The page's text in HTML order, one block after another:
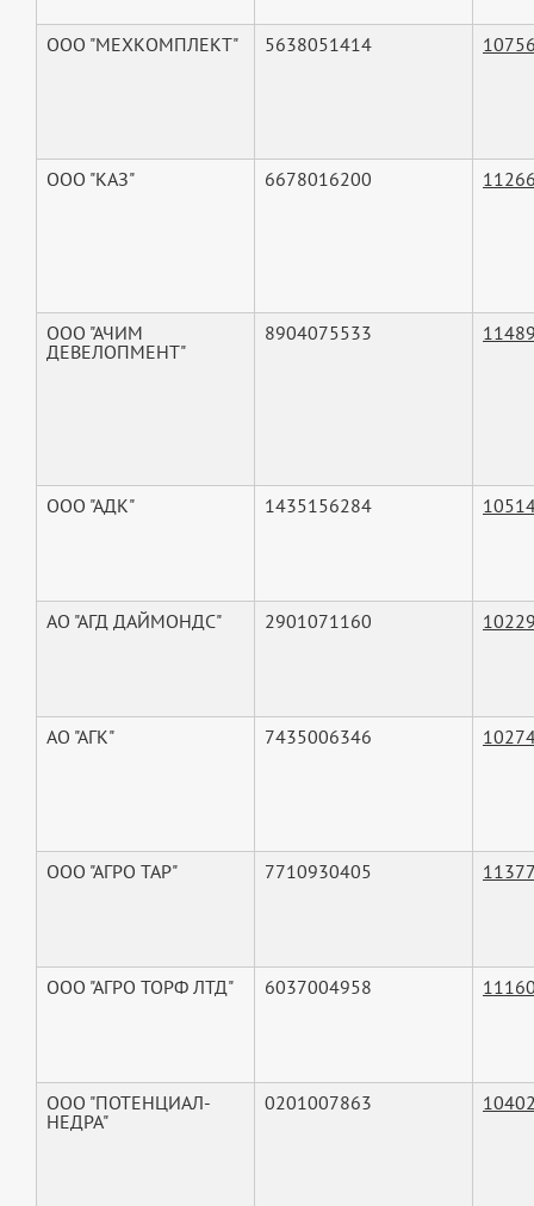
ООО "МЕХКОМПЛЕКТ" 5638051414
ООО "КАЗ" 6678016200
ООО "АЧИМ
ДЕВЕЛОПМЕНТ"
8904075533
ООО "АДК" 1435156284
АО "АГД ДАЙМОНДС" 2901071160
АО "АГК" 7435006346
ООО "АГРО ТАР" 7710930405
ООО "АГРО ТОРФ ЛТД" 6037004958
ООО "ПОТЕНЦИАЛ-
НЕДРА"
0201007863